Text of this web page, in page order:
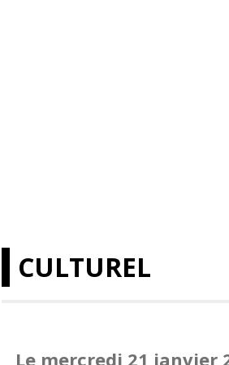
CULTUREL
Le mercredi 21 janvier